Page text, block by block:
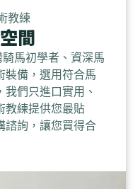
教練
間
騎馬初學者、資深馬
裝備，選用符合馬
們只進口實用、
教練提供您最貼
諮詢，讓您買得合